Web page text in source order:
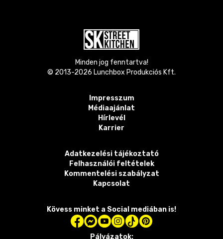
Minden jog fenntartva!
© 2013-2026 Lunchbox Produkciós Kft.
Impresszum
Médiaajánlat
Hírlevél
Karrier
Adatkezelési tájékoztató
Felhasználói feltételek
Kommentelési szabályzat
Kapcsolat
Kövess minket a Social mediában is!
Pályázatok: